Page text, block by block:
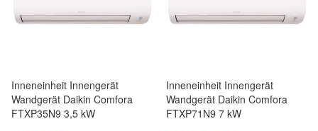
Inneneinheit Innengerät
Wandgerät Daikin Comfora
FTXP35N9 3,5 kW
Inneneinheit Innengerät
Wandgerät Daikin Comfora
FTXP71N9 7 kW